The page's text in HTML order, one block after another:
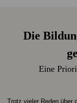
Die
Eine
Trotz vieler Reden über